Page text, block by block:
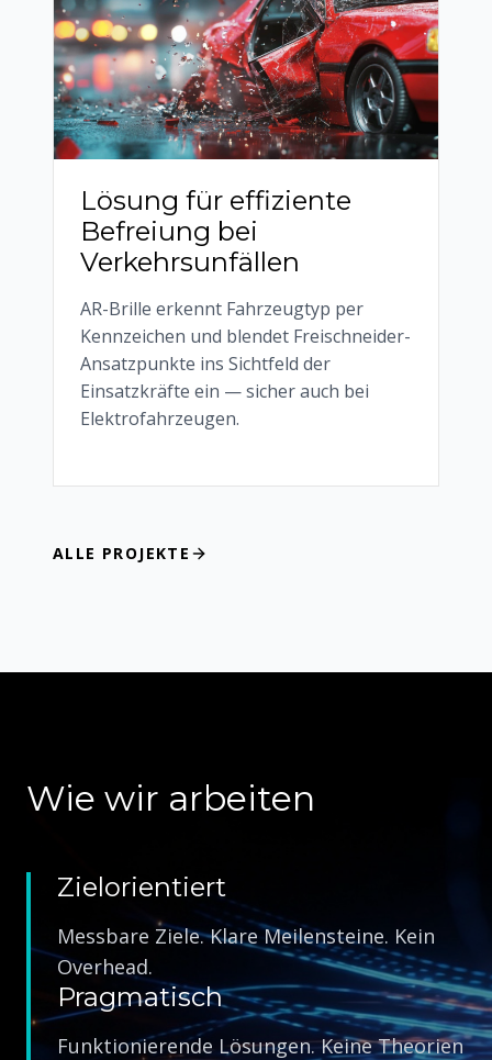
Lösung für effiziente
Befreiung bei
Verkehrsunfällen
AR-Brille erkennt Fahrzeugtyp per
Kennzeichen und blendet Freischneider-
Ansatzpunkte ins Sichtfeld der
Einsatzkräfte ein — sicher auch bei
Elektrofahrzeugen.
ALLE PROJEKTE
Wie wir arbeiten
Zielorientiert
Messbare Ziele. Klare Meilensteine. Kein
Overhead.
Pragmatisch
Funktionierende Lösungen. Keine Theorien